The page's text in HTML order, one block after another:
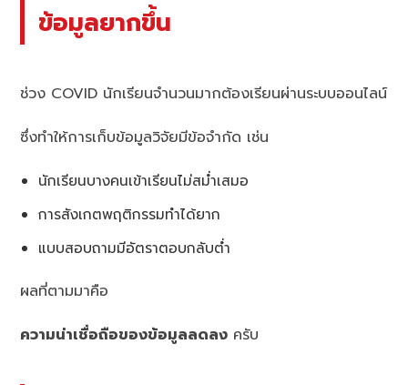
ข้อมูลยากขึ้น
ช่วง COVID นักเรียนจำนวนมากต้องเรียนผ่านระบบออนไลน์
ซึ่งทำให้การเก็บข้อมูลวิจัยมีข้อจำกัด เช่น
นักเรียนบางคนเข้าเรียนไม่สม่ำเสมอ
การสังเกตพฤติกรรมทำได้ยาก
แบบสอบถามมีอัตราตอบกลับต่ำ
ผลที่ตามมาคือ
ความน่าเชื่อถือของข้อมูลลดลง ครับ